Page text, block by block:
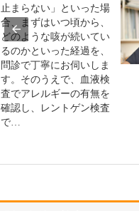
止まらない」といった場
合、まずはいつ頃から、
どのような咳が続いてい
るのかといった経過を、
問診で丁寧にお伺いしま
す。そのうえで、血液検
査でアレルギーの有無を
確認し、レントゲン検査
で…